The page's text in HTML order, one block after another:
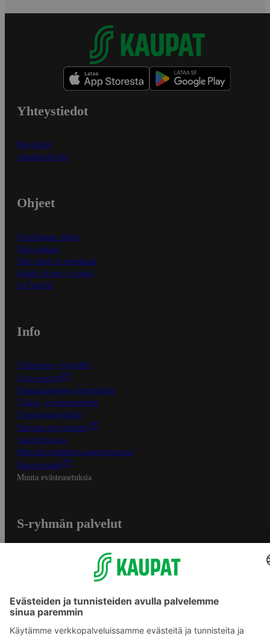
Yhteystiedot
Myymälät
Asiakaspalvelu
Ohjeet
Ensitilaajan ohjeet
Näin maksat
Näin tilaat ja muokkaat
Kaikki ohjeet ja vinkit
In English
Info
S-Business yrityksille
Oiva-raportit
Osuuskauppojen yhteystiedot
Tilaus- ja toimitusehdot
Tietosuojakäytäntö
Palvelun käyttöehdot
Saavutettavuus
Mobiilisovelluksen saavutettavuus
Mainostajalle
Muuta evästeasetuksia
S-ryhmän palvelut
S-ostoslista -sovellus
Prisma.fi
Sokos.fi